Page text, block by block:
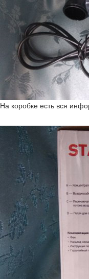
На коробке есть вся